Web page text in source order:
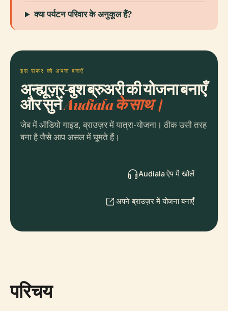
क्या पर्यटन परिवार के अनुकूल हैं?
इस सफर को अपना बनाएँ
अन्ह्यूज़र-बुश ब्रुअरी की योजना बनाएँ
और सुनेंAudiala के साथ।
जेब में ऑडियो गाइड, ब्राउज़र में यात्रा-योजना। ठीक उसी तरह
बना है जैसे आप असल में घूमते हैं।
Audiala ऐप में खोलें
अपने ब्राउज़र में योजना बनाएँ
परिचय